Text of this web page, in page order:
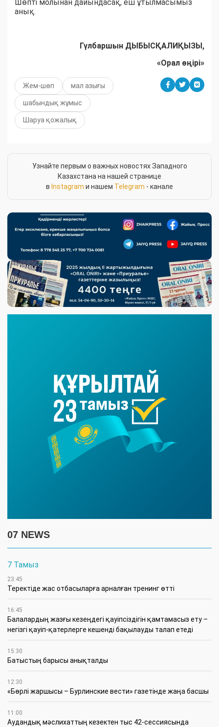
Шөпті молынан дайындасақ, еш ұтылмасымыз
анық.
Гүлбаршын ДЫБЫСҚАЛИҚЫЗЫ,
«Орал өңірі»
Жем-шөп мал азығы
шабындық жұмыс
Шаруа қожалық
Узнайте первым о важных новостях Западного
Казахстана на нашей странице
в Instagram и нашем Telegram - канале
07 NEWS
7 Тамыз
23:45
​Теректіде жас отбасыларға арналған тренинг өтті
16:45
Балалардың жазғы кезеңдегі қауіпсіздігін қамтамасыз ету –
негізгі қауіп-қатерлерге кешенді бақылауды талап етеді
15:30
Батыстың барысы анықталды
12:30
«Бөрлі жаршысы – Бурлинские вести» газетінде жаңа басшы
11:00
Аудандық мәслихаттың кезектен тыс 42-сессиясында